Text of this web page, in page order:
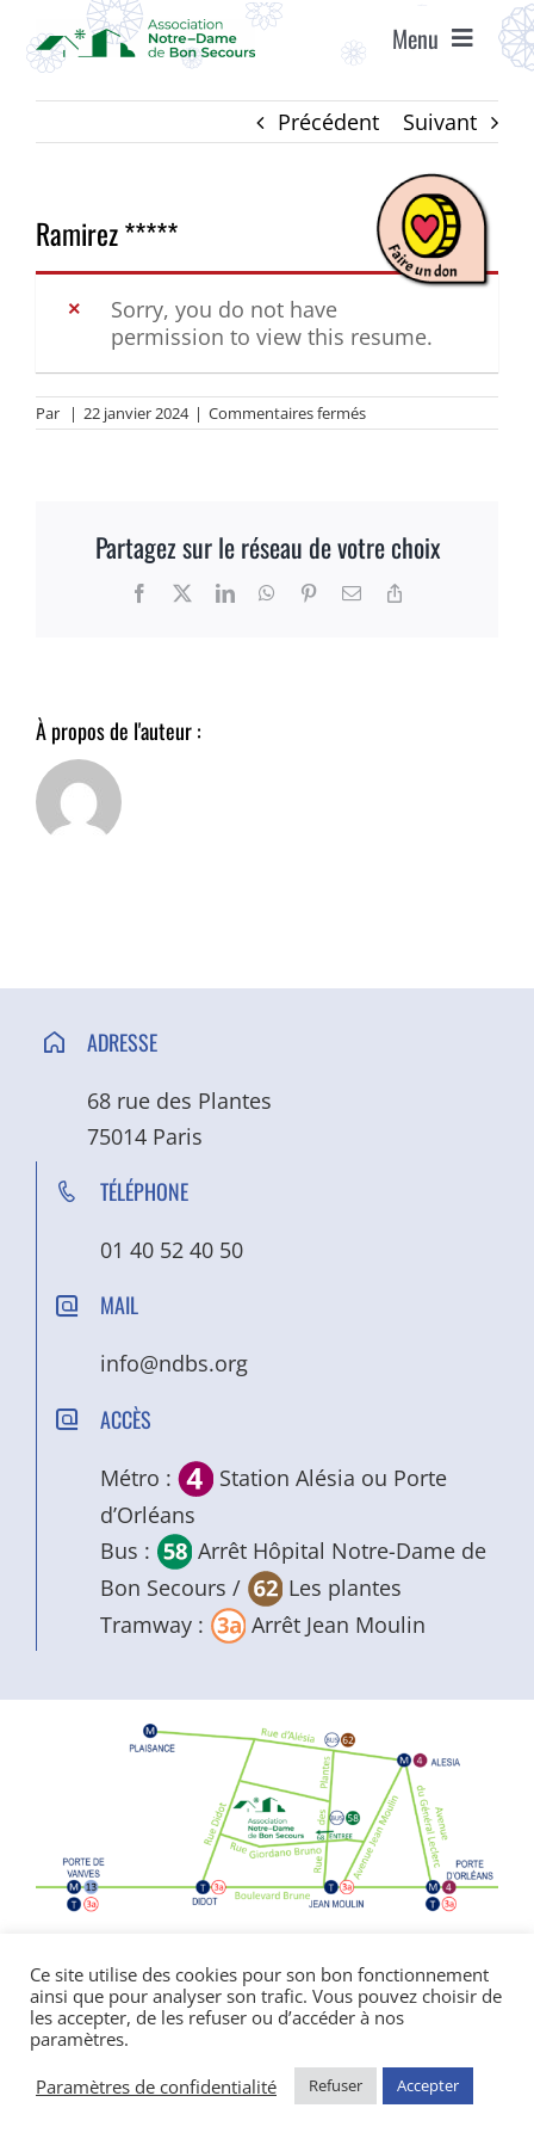
contenu
Menu
ACCUEIL
ÉTABLISSEMENTS
VIE ASSOCIATIVE
AGENDA
ACCÈS ET CONTACT
Précédent Suivant
Ramirez *****
Sorry, you do not have
permission to view this resume.
Par | 22 janvier 2024 | Commentaires ferméssur
Ramirez
Partagez sur le réseau de votre choix
Facebook LinkedInWhatsApp
PinterestEmail
À propos de l'auteur :
ADRESSE
68 rue des Plantes
75014 Paris
TÉLÉPHONE
01 40 52 40 50
MAIL
info@ndbs.org
ACCÈS
Métro :
Station Alésia ou Porte
d’Orléans
Bus :
Arrêt Hôpital Notre-Dame de
Bon Secours /
Les plantes
Tramway :
Arrêt Jean Moulin
Politique de confidentialité|Mentions
légales
© Copyright Notre Dame de Bon Secours
2026 | réalisé par l’
CDKIT
Ce site utilise des cookies pour son bon fonctionnement
ainsi que pour analyser son trafic. Vous pouvez choisir de
les accepter, de les refuser ou d’accéder à nos
paramètres.
Paramètres de confidentialité
Refuser Accepter